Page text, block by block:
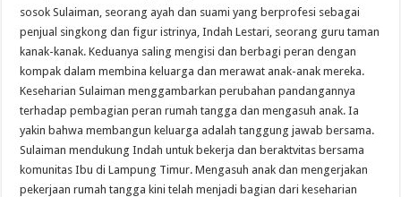
sosok Sulaiman, seorang ayah dan suami yang berprofesi sebagai
penjual singkong dan figur istrinya, Indah Lestari, seorang guru taman
kanak-kanak. Keduanya saling mengisi dan berbagi peran dengan
kompak dalam membina keluarga dan merawat anak-anak mereka.
Keseharian Sulaiman menggambarkan perubahan pandangannya
terhadap pembagian peran rumah tangga dan mengasuh anak. Ia
yakin bahwa membangun keluarga adalah tanggung jawab bersama.
Sulaiman mendukung Indah untuk bekerja dan beraktvitas bersama
komunitas Ibu di Lampung Timur. Mengasuh anak dan mengerjakan
pekerjaan rumah tangga kini telah menjadi bagian dari keseharian